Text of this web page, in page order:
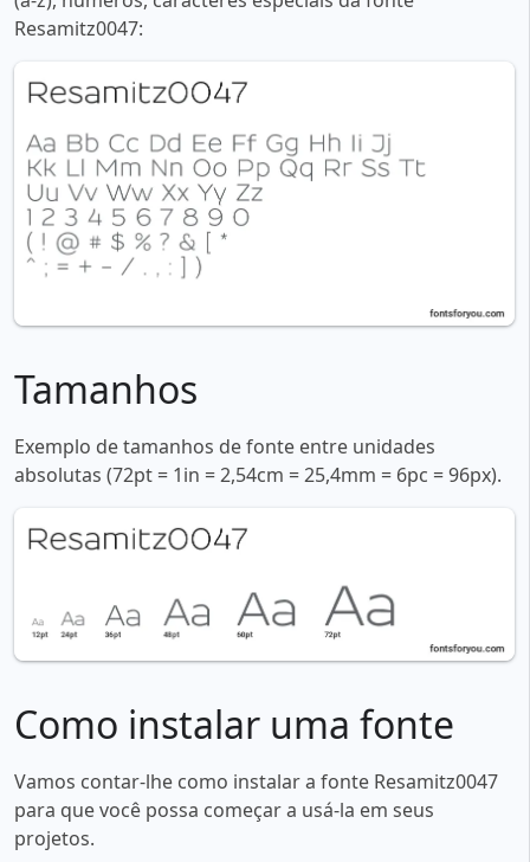
Resamitz0047:
Tamanhos
Exemplo de tamanhos de fonte entre unidades
absolutas (72pt = 1in = 2,54cm = 25,4mm = 6pc = 96px).
Como instalar uma fonte
Vamos contar-lhe como instalar a fonte Resamitz0047
para que você possa começar a usá-la em seus
projetos.